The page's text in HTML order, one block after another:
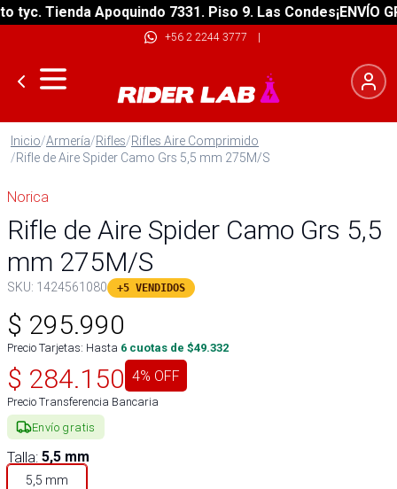
Tienda Apoquindo 7331. Piso 9. Las Condes¡ENVÍO
+56 2 2244 3777 |
Inicio/Armería/Rifles/Rifles Aire Comprimido
/Rifle de Aire Spider Camo Grs 5,5 mm 275M/S
Norica
Rifle de Aire Spider Camo Grs 5,5
mm 275M/S
SKU: 1424561080 +5 VENDIDOS
$ 295.990
Precio Tarjetas: Hasta 6 cuotas de $49.332
$ 284.150 4% OFF
Precio Transferencia Bancaria
Envío gratis
Talla: 5,5 mm
5,5 mm